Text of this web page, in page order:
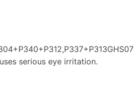
serious eye irritation.